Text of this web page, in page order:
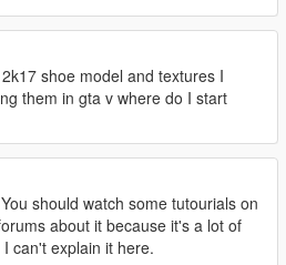
shoe model and textures I
them in gta v where do I start
You should watch some tutourials on
about it because it's a lot of
can't explain it here.